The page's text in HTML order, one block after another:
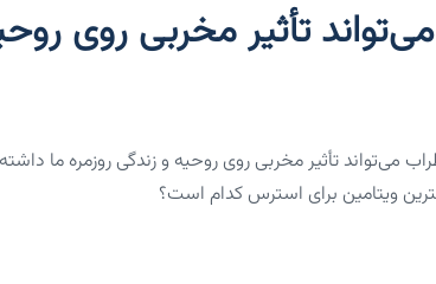
تأثیر مخربی روی
تأثیر مخربی روی روحیه و زندگی روزمره ما
ویتامین برای استرس کدام است؟